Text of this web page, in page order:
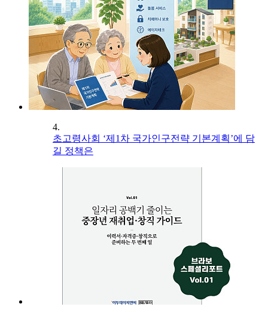
4.
초고령사회 ‘제1차 국가인구전략 기본계획’에 담
길 정책은